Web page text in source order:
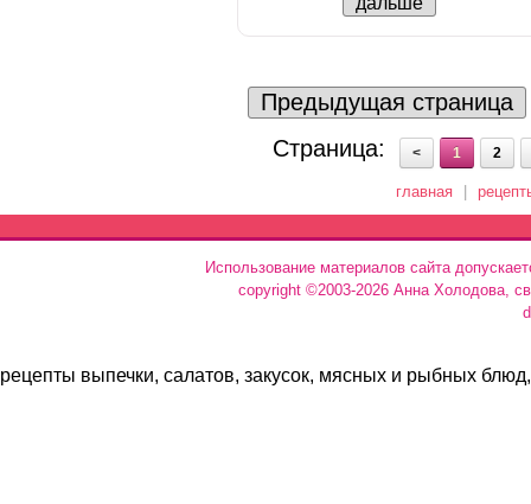
Предыдущая страница
Страница:
< 1 2
главная
Использование материалов сайта
copyright ©2003-2026 Анна Холодова,
рецепты выпечки, салатов, закусок, мясных и рыбных